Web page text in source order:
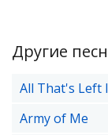
Другие
All That's Left
Army of Me